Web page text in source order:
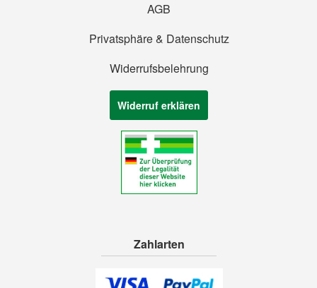
AGB
Privatsphäre & Datenschutz
Widerrufsbelehrung
Widerruf erklären
Zahlarten